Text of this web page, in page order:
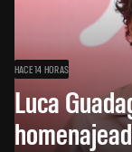
HACE 14 HORAS
Luca